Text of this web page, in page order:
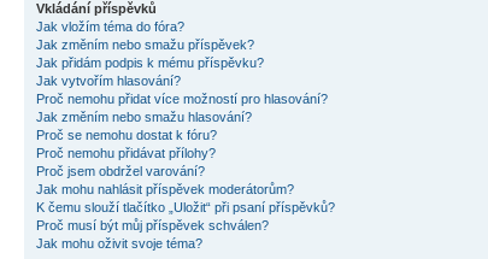
Vkládání příspěvků
Jak vložím téma do fóra?
Jak změním nebo smažu příspěvek?
Jak přidám podpis k mému příspěvku?
Jak vytvořím hlasování?
Proč nemohu přidat více možností pro hlasování?
Jak změním nebo smažu hlasování?
Proč se nemohu dostat k fóru?
Proč nemohu přidávat přílohy?
Proč jsem obdržel varování?
Jak mohu nahlásit příspěvek moderátorům?
K čemu slouží tlačítko „Uložit“ při psaní příspěvků?
Proč musí být můj příspěvek schválen?
Jak mohu oživit svoje téma?